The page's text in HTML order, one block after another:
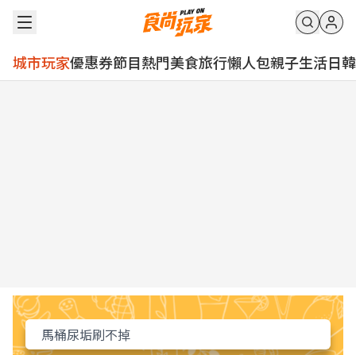
城市玩家優惠券節目熱門美食旅行懶人包親子生活日韓